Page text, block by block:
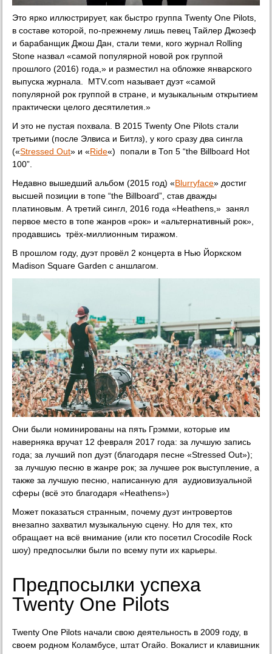
Это ярко иллюстрирует, как быстро группа Twenty One Pilots,
в составе которой, по-прежнему лишь певец Тайлер Джозеф
и барабанщик Джош Дан, стали теми, кого журнал Rolling
Stone назвал «самой популярной новой рок группой
прошлого (2016) года,» и разместил на обложке январского
выпуска журнала. MTV.com называет дуэт «самой
популярной рок группой в стране, и музыкальным открытием
практически целого десятилетия.»
И это не пустая похвала. В 2015 Twenty One Pilots стали
третьими (после Элвиса и Битлз), у кого сразу два сингла
(«Stressed Out» и «Ride«) попали в Топ 5 “the Billboard Hot
100”.
Недавно вышедший альбом (2015 год) «Blurryface» достиг
высшей позиции в топе “the Billboard”, став дважды
платиновым. А третий сингл, 2016 года «Heathens,» занял
первое место в топе жанров «рок» и «альтернативный рок»,
продавшись трёх-миллионным тиражом.
В прошлом году, дуэт провёл 2 концерта в Нью Йоркском
Madison Square Garden с аншлагом.
Они были номинированы на пять Грэмми, которые им
наверняка вручат 12 февраля 2017 года: за лучшую запись
года; за лучший поп дуэт (благодаря песне «Stressed Out»);
за лучшую песню в жанре рок; за лучшее рок выступление, а
также за лучшую песню, написанную для аудиовизуальной
сферы (всё это благодаря «Heathens»)
Может показаться странным, почему дуэт интровертов
внезапно захватил музыкальную сцену. Но для тех, кто
обращает на всё внимание (или кто посетил Crocodile Rock
шоу) предпосылки были по всему пути их карьеры.
Предпосылки успеха
Twenty One Pilots
Twenty One Pilots начали свою деятельность в 2009 году, в
своем родном Коламбусе, штат Огайо. Вокалист и клавишник